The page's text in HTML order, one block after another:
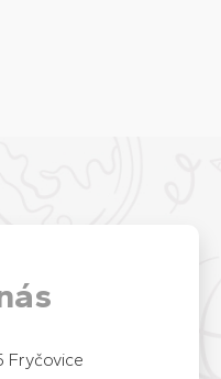
Fryčovice